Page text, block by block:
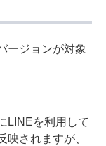
ったのは2020年
れた友だちまで
ージョンが対象